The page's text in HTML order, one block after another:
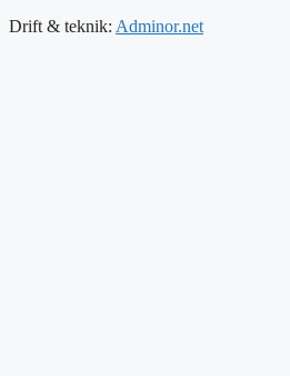
Drift & teknik: Adminor.net